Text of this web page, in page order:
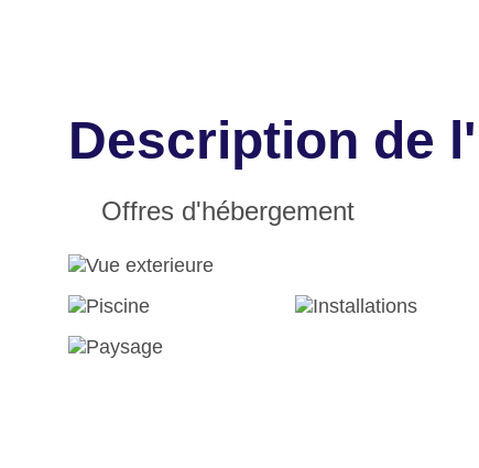
Description de
Offres d'hébergement